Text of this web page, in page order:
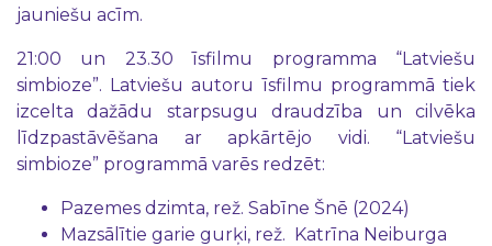
jauniešu acīm.
21:00 un 23.30 īsfilmu programma “Latviešu
simbioze”. Latviešu autoru īsfilmu programmā tiek
izcelta dažādu starpsugu draudzība un cilvēka
līdzpastāvēšana ar apkārtējo vidi. “Latviešu
simbioze” programmā varēs redzēt:
Pazemes dzimta, rež. Sabīne Šnē (2024)
Mazsālītie garie gurķi, rež. Katrīna Neiburga